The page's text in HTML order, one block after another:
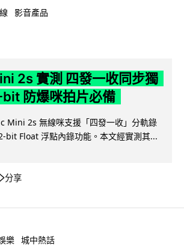
影音產品
2s 實測 四發一收同步獨
防爆咪拍片必備
Mini 2s 無線咪支援「四發一收」分軌錄
bit Float 浮點內錄功能。本文經實測其...
分享
樂 城中熱話